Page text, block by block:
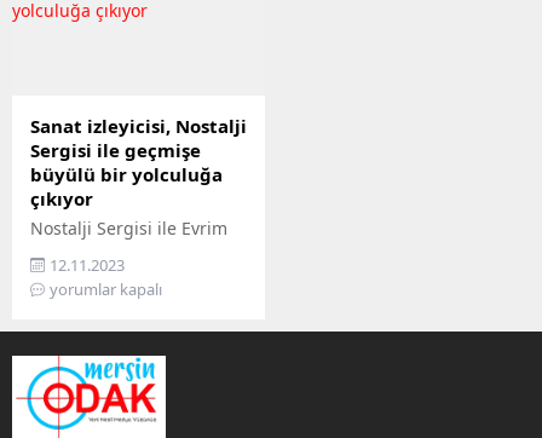
Sanat izleyicisi, Nostalji
Sergisi ile geçmişe
büyülü bir yolculuğa
çıkıyor
Nostalji Sergisi ile Evrim
12.11.2023
yorumlar kapalı